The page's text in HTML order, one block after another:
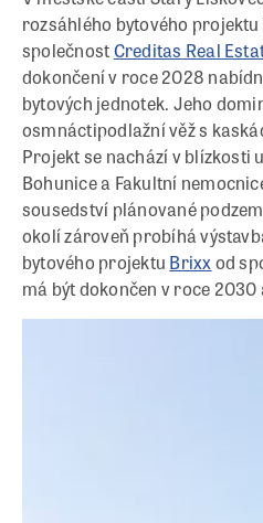
rozsáhlého bytového
společnostCreditas Real
dokončení v roce 2028
bytových jednotek. Jeho
osmnáctipodlažní věž s
Projekt se nachází v blízkosti
Bohunice a Fakultní
sousedství plánované
okolí zároveň probíhá
bytového projektu Brixxod
má být dokončen v roce